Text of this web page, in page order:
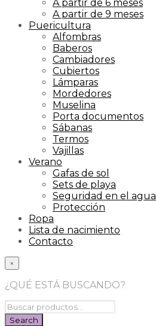
A partir de 6 meses
A partir de 9 meses
Puericultura
Alfombras
Baberos
Cambiadores
Cubiertos
Lámparas
Mordedores
Muselina
Porta documentos
Sábanas
Termos
Vajillas
Verano
Gafas de sol
Sets de playa
Seguridad en el agua
Protección
Ropa
Lista de nacimiento
Contacto
×
¿QUÉ ESTÁ BUSCANDO?